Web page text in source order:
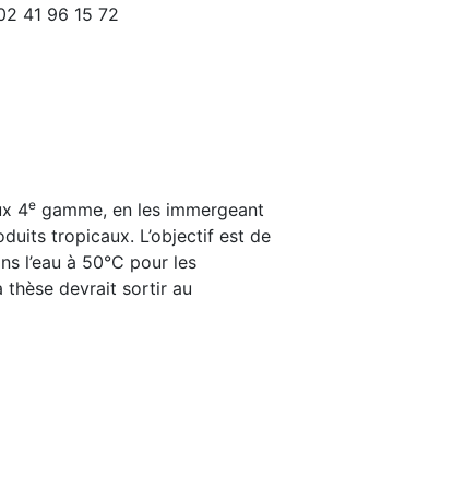
41 96 15 72
4e gamme, en les immergeant
tropicaux. L’objectif est de
l’eau à 50°C pour les
thèse devrait sortir au